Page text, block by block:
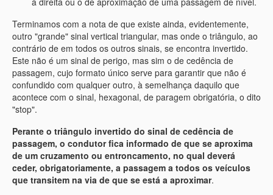
Terminamos com a nota de que existe ainda, evidentemente,
outro "grande" sinal vertical triangular, mas onde o triângulo, ao
contrário de em todos os outros sinais, se encontra invertido.
Este não é um sinal de perigo, mas sim o de cedência de
passagem, cujo formato único serve para garantir que não é
confundido com qualquer outro, à semelhança daquilo que
acontece com o sinal, hexagonal, de paragem obrigatória, o dito
"stop".
Perante o triângulo invertido do sinal de cedência de
passagem, o condutor fica informado de que se aproxima
de um cruzamento ou entroncamento, no qual deverá
ceder, obrigatoriamente, a passagem a todos os veículos
que transitem na via de que se está a aproximar.